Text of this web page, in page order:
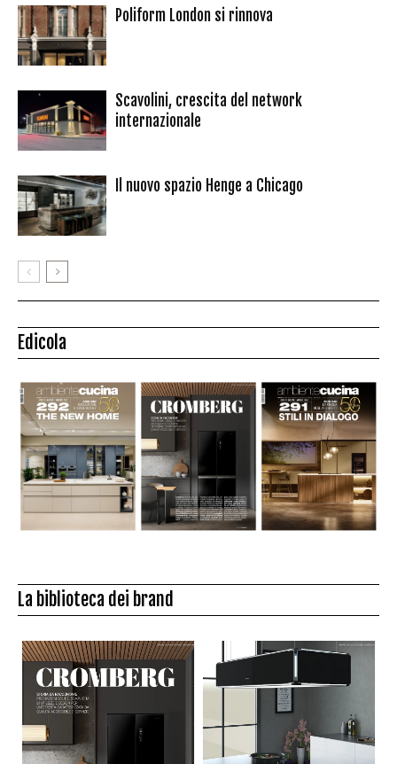
Poliform London si rinnova
Scavolini, crescita del network
internazionale
Il nuovo spazio Henge a Chicago
Edicola
La biblioteca dei brand